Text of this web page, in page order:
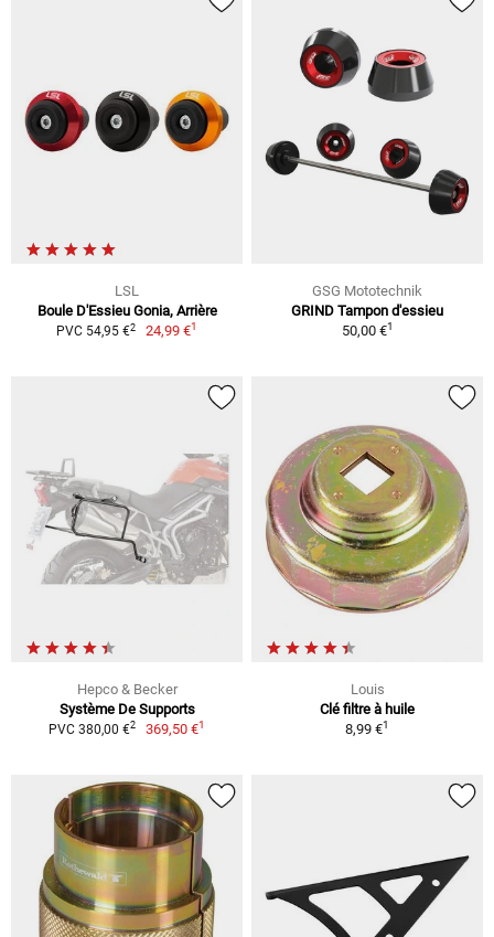
LSL
Boule D'Essieu Gonia, Arrière
PVC 54,95 €2 24,99 €1
GSG Mototechnik
GRIND Tampon d'essieu
50,00 €1
Hepco & Becker
Système De Supports
PVC 380,00 €2 369,50 €1
Louis
Clé filtre à huile
8,99 €1